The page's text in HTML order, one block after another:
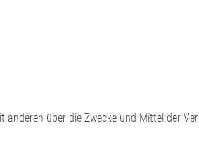
über die Zwecke und Mittel der